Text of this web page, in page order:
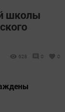
школы
628 0 0